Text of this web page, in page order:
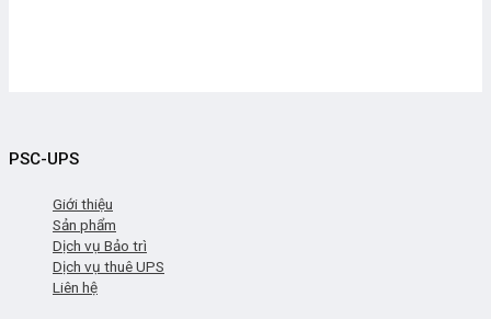
PSC-UPS
Giới thiệu
Sản phẩm
Dịch vụ Bảo trì
Dịch vụ thuê UPS
Liên hệ